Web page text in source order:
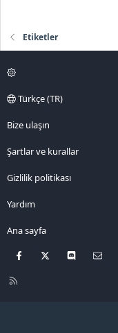
Etiketler
Türkçe (TR)
Bize ulaşın
Şartlar ve kurallar
Gizlilik politikası
Yardım
Ana sayfa
Facebook Discord
R